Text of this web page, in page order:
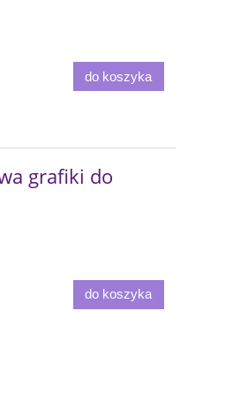
do koszyka
grafiki do
do koszyka